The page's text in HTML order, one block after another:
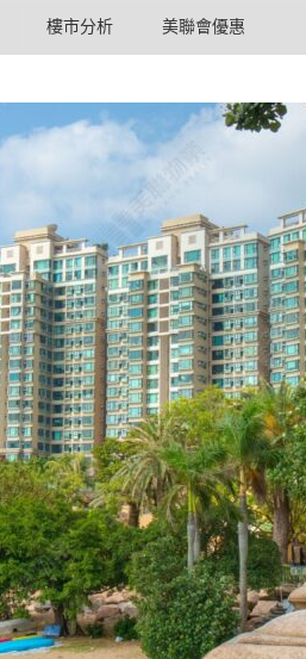
樓市分析 美聯會優惠